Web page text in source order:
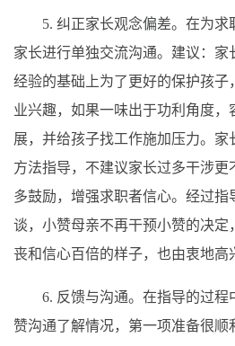
5. 纠正家长观念偏差。在为
家长进行单独交流沟通。建议：
经验的基础上为了更好的保护孩子
业兴趣，如果一味出于功利角度，
展，并给孩子找工作施加压力。家
方法指导，不建议家长过多干涉
多鼓励，增强求职者信心。经过指
谈，小赞母亲不再干预小赞的决定
丧和信心百倍的样子，也由衷地高
6. 反馈与沟通。在指导的过
赞沟通了解情况，第一项准备很顺